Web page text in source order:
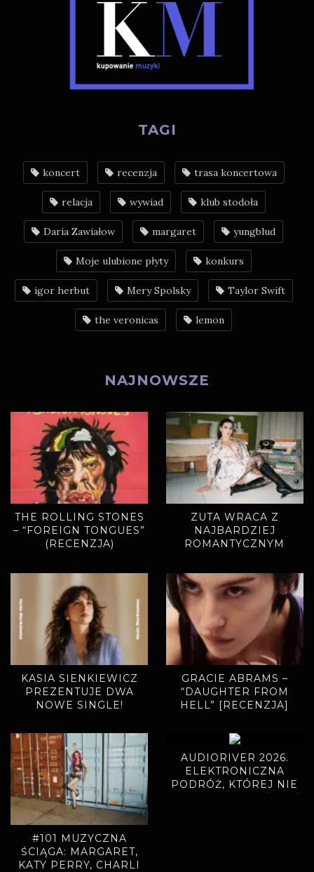
TAGI
koncert recenzja trasa koncertowa
relacja wywiad klub stodoła
Daria Zawiałow margaret yungblud
Moje ulubione płyty konkurs
igor herbut Mery Spolsky Taylor Swift
the veronicas lemon
NAJNOWSZE
THE ROLLING STONES
– “FOREIGN TONGUES”
(RECENZJA)
ZUTA WRACA Z
NAJBARDZIEJ
ROMANTYCZNYM
LATA” ZAPOWIADAJĄ
NOWY ALBUM
KASIA SIENKIEWICZ
PREZENTUJE DWA
NOWE SINGLE!
GRACIE ABRAMS –
“DAUGHTER FROM
HELL” [RECENZJA]
#101 MUZYCZNA
ŚCIĄGA: MARGARET,
KATY PERRY, CHARLI
AUDIORIVER 2026.
ELEKTRONICZNA
PODRÓŻ, KTÓREJ NIE